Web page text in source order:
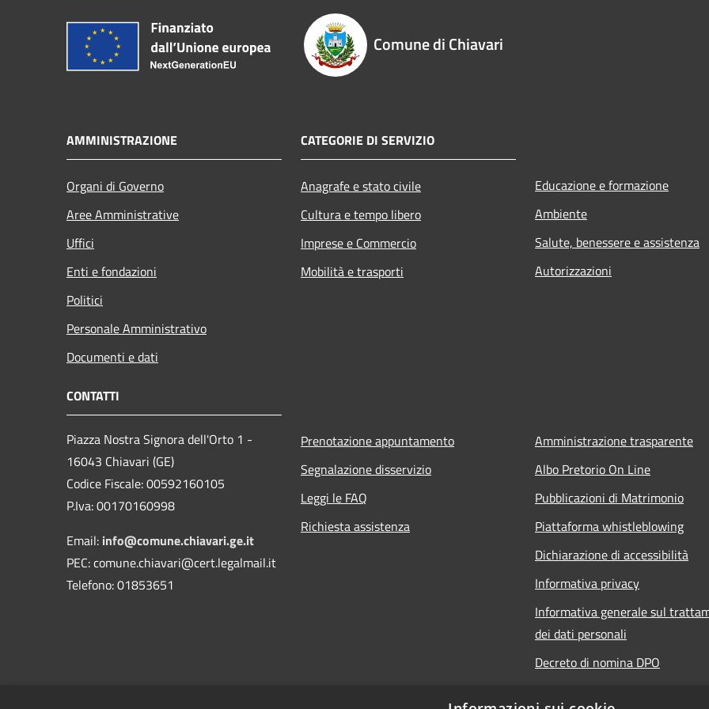
Comune di Chiavari
AMMINISTRAZIONE
Organi di Governo
Aree Amministrative
Uffici
Enti e fondazioni
Politici
Personale Amministrativo
Documenti e dati
CATEGORIE DI SERVIZIO
Anagrafe e stato civile
Cultura e tempo libero
Imprese e Commercio
Mobilità e trasporti
Educazione e formazione
Ambiente
Salute, benessere e assistenza
Autorizzazioni
CONTATTI
Piazza Nostra Signora dell'Orto 1 -
16043 Chiavari (GE)
Codice Fiscale: 00592160105
P.Iva: 00170160998
Email: info@comune.chiavari.ge.it
PEC: comune.chiavari@cert.legalmail.it
Telefono: 01853651
Prenotazione appuntamento
Segnalazione disservizio
Leggi le FAQ
Richiesta assistenza
Amministrazione trasparente
Albo Pretorio On Line
Pubblicazioni di Matrimonio
Piattaforma whistleblowing
Dichiarazione di accessibilità
Informativa privacy
Informativa generale sul
dei dati personali
Decreto di nomina DPO